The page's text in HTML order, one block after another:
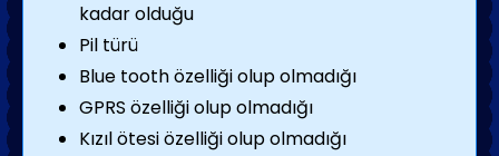
kadar olduğu
Pil türü
Blue tooth özelliği olup olmadığı
GPRS özelliği olup olmadığı
Kızıl ötesi özelliği olup olmadığı